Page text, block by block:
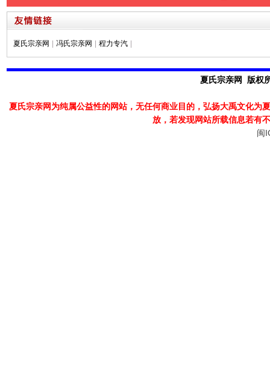
夏氏宗亲网 冯氏宗亲网 程力专汽
夏氏宗亲网 版权
夏氏宗亲网为纯属公益性的网站，无任何商业目的，弘扬大禹文化为
放，若发现网站所载信息若有
闽